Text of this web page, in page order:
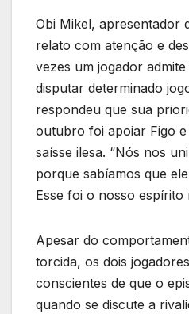
Obi Mikel, apresentador
relato com atenção e
vezes um jogador
disputar determinado
respondeu que sua
outubro foi apoiar Figo
saísse ilesa. “Nós nos
porque sabíamos que
Esse foi o nosso espírito
Apesar do
torcida, os dois
conscientes de que o
quando se discute a